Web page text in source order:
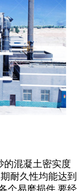
的混凝土密实度
耐久性均能达到
个易磨损件,要经